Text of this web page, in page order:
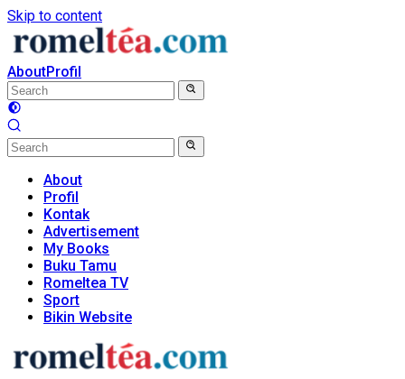
Skip to content
AboutProfil
About
Profil
Kontak
Advertisement
My Books
Buku Tamu
Romeltea TV
Sport
Bikin Website